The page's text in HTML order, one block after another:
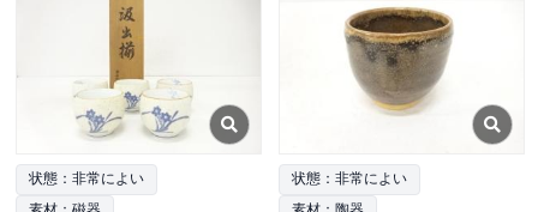
状態：非常によい
状態：非常によい